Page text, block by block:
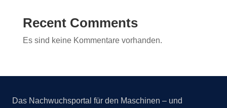
Recent Comments
Es sind keine Kommentare vorhanden.
Das Nachwuchsportal für den Maschinen – und